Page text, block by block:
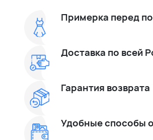
Примерка перед
Доставка по всей
Гарантия возврата
Удобные способы